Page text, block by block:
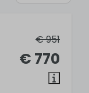
€ 951
€ 770